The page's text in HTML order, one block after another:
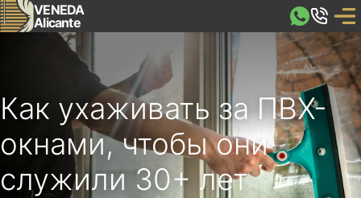
VENEDA
Alicante
Как ухаживать за ПВХ-
окнами, чтобы они
служили 30+ лет